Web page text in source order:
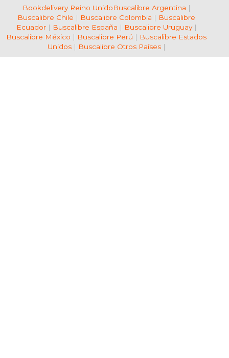
Bookdelivery Reino UnidoBuscalibre Argentina |
Buscalibre Chile | Buscalibre Colombia | Buscalibre
Ecuador| Buscalibre España | Buscalibre Uruguay|
Buscalibre México | Buscalibre Perú | Buscalibre Estados
Unidos| Buscalibre Otros Países|